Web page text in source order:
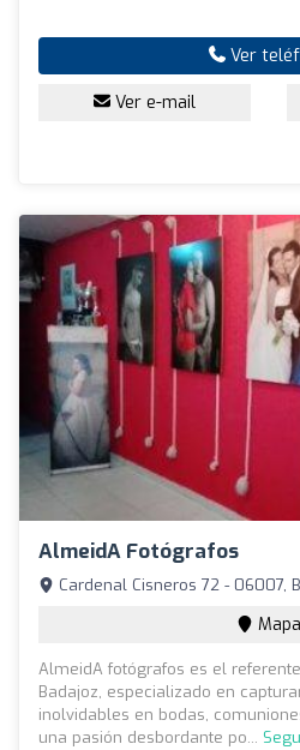
Ver
Ver e-mail
AlmeidA Fotógrafos
Cardenal Cisneros 72 - 06007,
Mapa
AlmeidA fotógrafos es el
Badajoz, especializado en
inolvidables en bodas,
una pasión desbordante po...